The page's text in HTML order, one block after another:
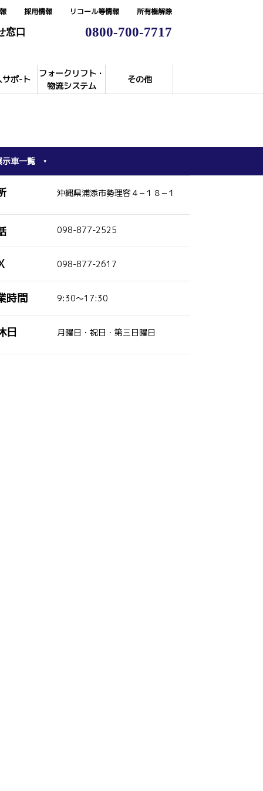
窓口 0800-700-7717
サポ-ト
フォークリフト・
物流システム
その他
採用情報 リコール等情報 所有権解除
車一覧
沖縄県浦添市勢理客４−１８−１
098-877-2525
098-877-2617
時間 9:30～17:30
日 月曜日・祝日・第三日曜日